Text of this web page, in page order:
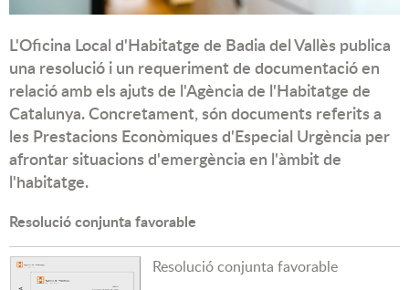
L'Oficina Local d'Habitatge de Badia del Vallès publica
una resolució i un requeriment de documentació en
relació amb els ajuts de l'Agència de l'Habitatge de
Catalunya. Concretament, són documents referits a
les Prestacions Econòmiques d'Especial Urgència per
afrontar situacions d'emergència en l'àmbit de
l'habitatge.
Resolució conjunta favorable
Resolució conjunta favorable